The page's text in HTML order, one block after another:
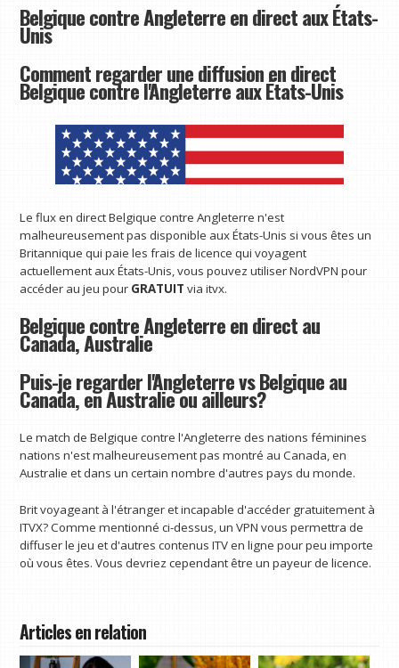
Belgique contre Angleterre en direct aux États-
Unis
Comment regarder une diffusion en direct
Belgique contre l'Angleterre aux États-Unis
Le flux en direct Belgique contre Angleterre n'est
malheureusement pas disponible aux États-Unis si vous êtes un
Britannique qui paie les frais de licence qui voyagent
actuellement aux États-Unis, vous pouvez utiliser NordVPN pour
accéder au jeu pour GRATUITvia itvx.
Belgique contre Angleterre en direct au
Canada, Australie
Puis-je regarder l'Angleterre vs Belgique au
Canada, en Australie ou ailleurs?
Le match de Belgique contre l'Angleterre des nations féminines
nations n'est malheureusement pas montré au Canada, en
Australie et dans un certain nombre d'autres pays du monde.
Brit voyageant à l'étranger et incapable d'accéder gratuitement à
ITVX? Comme mentionné ci-dessus, un VPN vous permettra de
diffuser le jeu et d'autres contenus ITV en ligne pour peu importe
où vous êtes. Vous devriez cependant être un payeur de licence.
Articles en relation